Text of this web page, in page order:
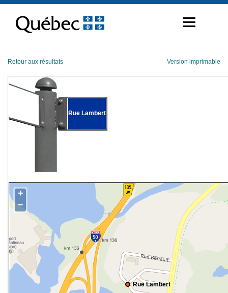
contenu
Retour aux résultats Version imprimable
Rue Lambert
Rue Lambert
+
−